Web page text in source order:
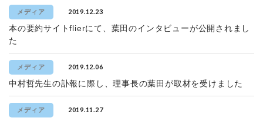
メディア 2019.12.23
本の要約サイトflierにて、葉田のインタビューが公開されまし
た
メディア 2019.12.06
中村哲先生の訃報に際し、理事長の葉田が取材を受けました
メディア 2019.11.27